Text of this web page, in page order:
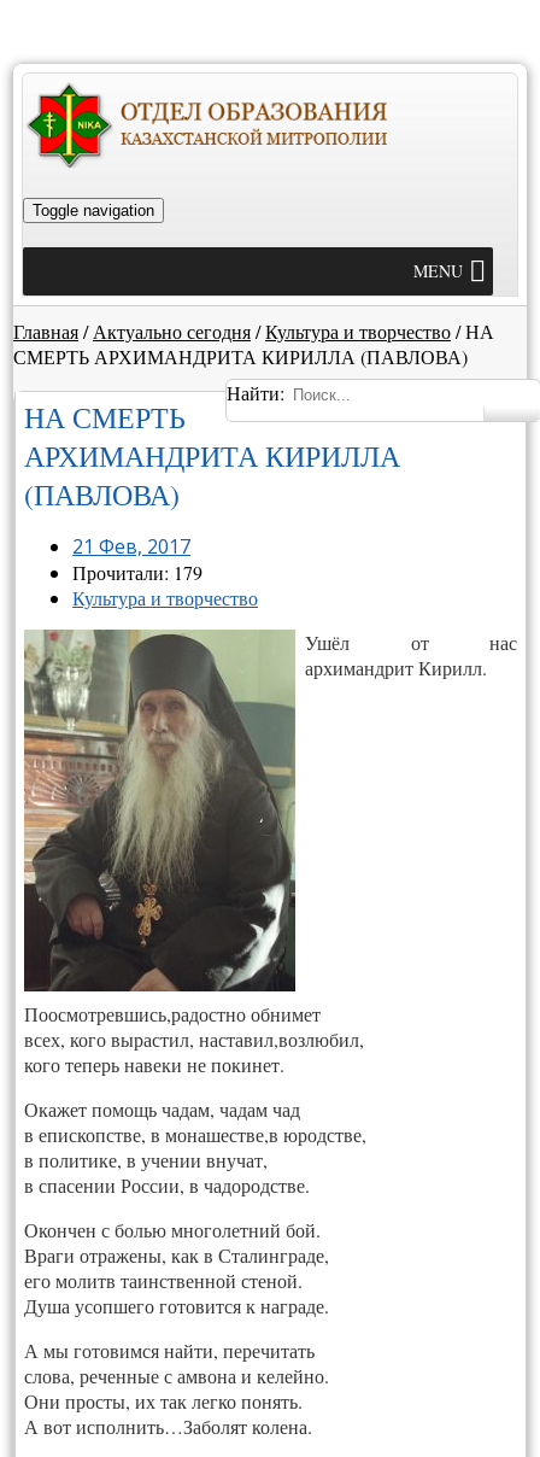
Toggle navigation
MENU
Главная/ Актуально сегодня/Культура и творчество/НА
СМЕРТЬ АРХИМАНДРИТА КИРИЛЛА (ПАВЛОВА)
Найти:
НА СМЕРТЬ
АРХИМАНДРИТА КИРИЛЛА
(ПАВЛОВА)
21 Фев, 2017
Прочитали: 179
Культура и творчество
Ушёл от нас
архимандрит Кирилл.
Поосмотревшись,радостно обнимет
всех, кого вырастил, наставил,возлюбил,
кого теперь навеки не покинет.
Окажет помощь чадам, чадам чад
в епископстве, в монашестве,в юродстве,
в политике, в учении внучат,
в спасении России, в чадородстве.
Окончен с болью многолетний бой.
Враги отражены, как в Сталинграде,
его молитв таинственной стеной.
Душа усопшего готовится к награде.
А мы готовимся найти, перечитать
слова, реченные с амвона и келейно.
Они просты, их так легко понять.
А вот исполнить…Заболят колена.